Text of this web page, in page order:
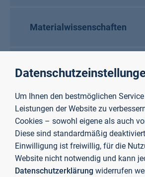
Materialwissenschaften
Mechatronik
Medien, Design,
Medizintechnik
Um Ihnen den bestmöglichen
Leistungen der Website zu
Cookies – sowohl eigene als auch
Diese sind standardmäßig
Einwilligung ist freiwillig, für die
Website nicht notwendig und kann
Datenschutzerklärung widerrufen